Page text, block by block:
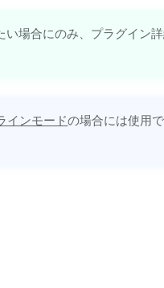
場合にのみ、プラグイン
インモードの場合には使用